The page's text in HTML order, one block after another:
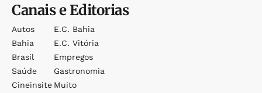
Canais e Editorias
Autos
Bahia
Brasil
Saúde
Cineinsite
E.c. Bahia
E.c. Vitória
Empregos
Gastronomia
Muito